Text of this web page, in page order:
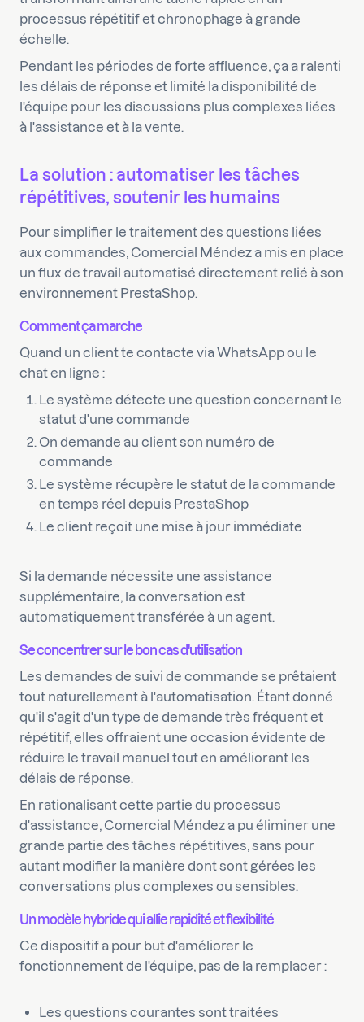
processus répétitif et chronophage à grande
échelle.
Pendant les périodes de forte affluence, ça a ralenti
les délais de réponse et limité la disponibilité de
l'équipe pour les discussions plus complexes liées
à l'assistance et à la vente.
La solution : automatiser les tâches
répétitives, soutenir les humains
Pour simplifier le traitement des questions liées
aux commandes, Comercial Méndez a mis en place
un flux de travail automatisé directement relié à son
environnement PrestaShop.
Comment ça marche
Quand un client te contacte via WhatsApp ou le
chat en ligne :
Le système détecte une question concernant le
statut d'une commande
On demande au client son numéro de
commande
Le système récupère le statut de la commande
en temps réel depuis PrestaShop
Le client reçoit une mise à jour immédiate
Si la demande nécessite une assistance
supplémentaire, la conversation est
automatiquement transférée à un agent.
Se concentrer sur le bon cas d'utilisation
Les demandes de suivi de commande se prêtaient
tout naturellement à l'automatisation. Étant donné
qu'il s'agit d'un type de demande très fréquent et
répétitif, elles offraient une occasion évidente de
réduire le travail manuel tout en améliorant les
délais de réponse.
En rationalisant cette partie du processus
d'assistance, Comercial Méndez a pu éliminer une
grande partie des tâches répétitives, sans pour
autant modifier la manière dont sont gérées les
conversations plus complexes ou sensibles.
Un modèle hybride qui allie rapidité et flexibilité
Ce dispositif a pour but d'améliorer le
fonctionnement de l'équipe, pas de la remplacer :
Les questions courantes sont traitées